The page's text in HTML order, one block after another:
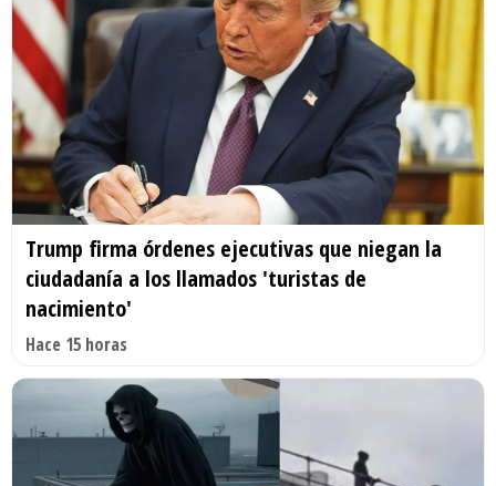
Trump firma órdenes ejecutivas que niegan la
ciudadanía a los llamados 'turistas de
nacimiento'
Hace 15 horas